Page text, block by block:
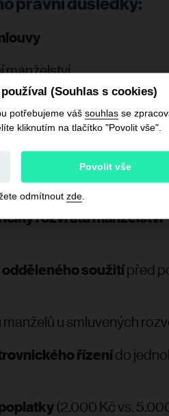
manželství
režimu
řízení od 1.ledna
rozvratu manželství
odděleného soužitípřed
manželů usmluvených
řízenído
(2.000 Kč vs.
(Souhlas s cookies)
potřebujeme váš souhlasse
kliknutím na tlačítko "Povolit vše".
Povolit vše
odmítnout zde.